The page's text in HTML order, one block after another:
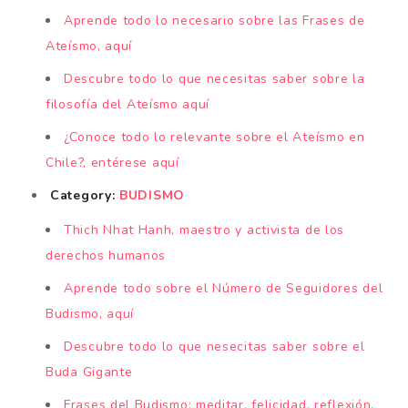
Aprende todo lo necesario sobre las Frases de
Ateísmo, aquí
Descubre todo lo que necesitas saber sobre la
filosofía del Ateísmo aquí
¿Conoce todo lo relevante sobre el Ateísmo en
Chile?, entérese aquí
Category: BUDISMO
Thich Nhat Hanh, maestro y activista de los
derechos humanos
Aprende todo sobre el Número de Seguidores del
Budismo, aquí
Descubre todo lo que nesecitas saber sobre el
Buda Gigante
Frases del Budismo: meditar, felicidad, reflexión,